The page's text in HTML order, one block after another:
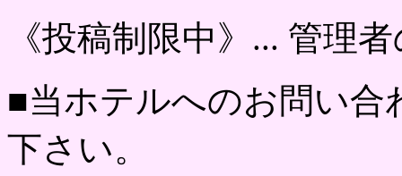
《投稿制限中》... 管理
■当ホテルへのお問い合
下さい。